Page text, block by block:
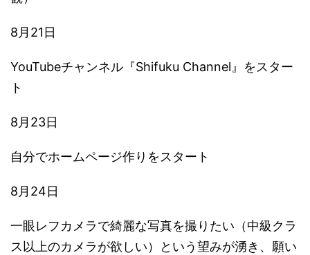
8月21日
YouTubeチャンネル『Shifuku Channel』をスター
ト
8月23日
自分でホームページ作りをスタート
8月24日
一眼レフカメラで綺麗な写真を撮りたい（中級クラ
ス以上のカメラが欲しい）という望みが湧き、願い